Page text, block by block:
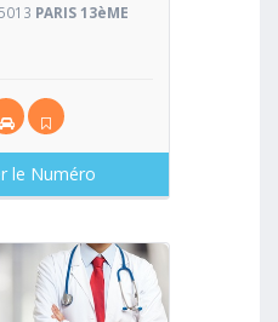
PARIS 13èME
le Numéro
Voir